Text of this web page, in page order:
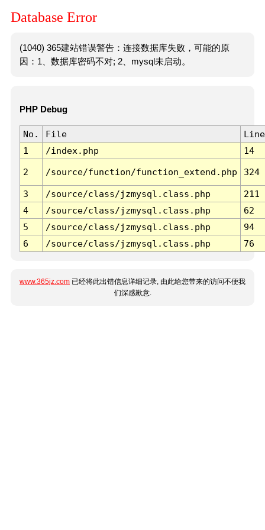
Database Error
(1040) 365建站错误警告：连接数据库失败，可能的原
因：1、数据库密码不对; 2、mysql未启动。
PHP Debug
No. File
Line
1
/index.php 14
2 /source/function/function_extend.php 324
3 /source/class/jzmysql.class.php
211
4
/source/class/jzmysql.class.php
62
5
/source/class/jzmysql.class.php
94
6
/source/class/jzmysql.class.php 76
www.365jz.com 已经将此出错信息详细记录, 由此给您带来的访问不便我
们深感歉意.